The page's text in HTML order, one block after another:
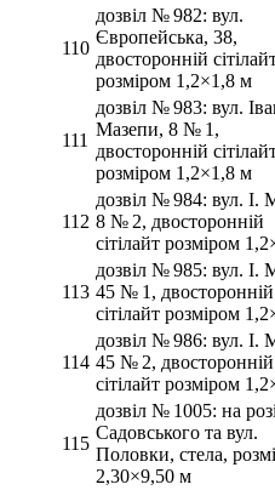
110
дозвіл № 982: вул.
Європейська, 38,
двосторонній
розміром 1,2×1,8 м
111
дозвіл № 983: вул.
Мазепи, 8 № 1,
двосторонній
розміром 1,2×1,8 м
112
дозвіл № 984: вул. І.
8 № 2, двосторонній
сітілайт розміром
113
дозвіл № 985: вул. І.
45 № 1, двосторонній
сітілайт розміром
114
дозвіл № 986: вул. І.
45 № 2, двосторонній
сітілайт розміром
115
дозвіл № 1005: на
Садовського та вул.
Половки, стела,
2,30×9,50 м